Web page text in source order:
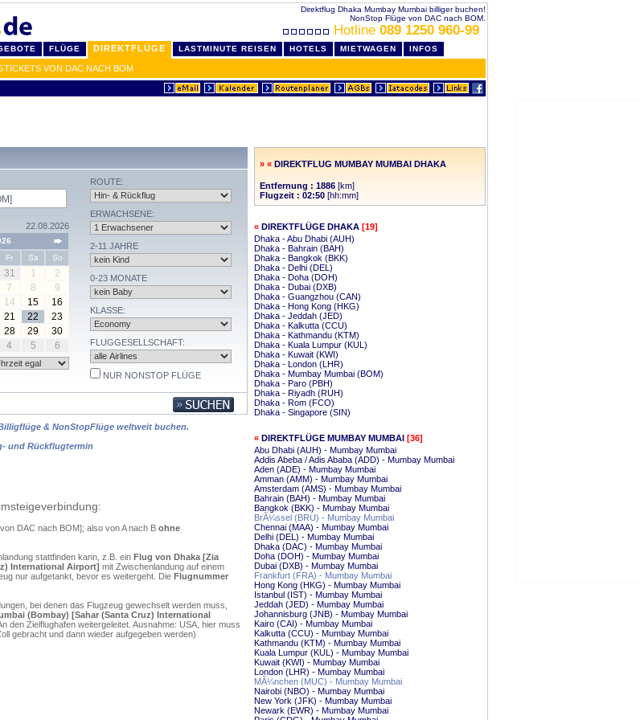
Direktflug Dhaka Mumbay Mumbai billiger buchen!
NonStop Flüge von DAC nach BOM.
Hotline 089 1250 960-99
FLÜGE DIREKTFLÜGE LASTMINUTE REISEN HOTELS MIETWAGEN INFOS
VON DAC NACH BOM
22.08.2026
Fr Sa So
31 1
2
7 8
9
14 15
16
21 22
23
28 29
30
4 5 6
ROUTE:
ERWACHSENE:
2-11 JAHRE
0-23 MONATE
KLASSE:
FLUGGESELLSCHAFT:
NUR NONSTOP FLÜGE
& NonStopFlüge weltweit buchen.
und Rückflugtermin
DAC nach BOM]; also von A nach B ohne
stattfinden kann, z.B. ein Flug von Dhaka [Zia
International Airport] mit Zwischenlandung auf einem
nur aufgetankt, bevor es weitergeht. Die Flugnummer
bei denen das Flugzeug gewechselt werden muss,
(Bombay) [Sahar (Santa Cruz) International
den Zielflughafen weitergeleitet. Ausnahme: USA, hier muss
gebracht und dann wieder aufgegeben werden)
» « DIREKTFLUG MUMBAY MUMBAI DHAKA
Entfernung : 1886 [km]
Flugzeit : 02:50 [hh:mm]
« DIREKTFLÜGE DHAKA [19]
Dhaka - Abu Dhabi (AUH)
Dhaka - Bahrain (BAH)
Dhaka - Bangkok (BKK)
Dhaka - Delhi (DEL)
Dhaka - Doha (DOH)
Dhaka - Dubai (DXB)
Dhaka - Guangzhou (CAN)
Dhaka - Hong Kong (HKG)
Dhaka - Jeddah (JED)
Dhaka - Kalkutta (CCU)
Dhaka - Kathmandu (KTM)
Dhaka - Kuala Lumpur (KUL)
Dhaka - Kuwait (KWI)
Dhaka - London (LHR)
Dhaka - Mumbay Mumbai (BOM)
Dhaka - Paro (PBH)
Dhaka - Riyadh (RUH)
Dhaka - Rom (FCO)
Dhaka - Singapore (SIN)
« DIREKTFLÜGE MUMBAY MUMBAI [36]
Abu Dhabi (AUH) - Mumbay Mumbai
Addis Abeba / Adis Ababa (ADD) - Mumbay Mumbai
Aden (ADE) - Mumbay Mumbai
Amman (AMM) - Mumbay Mumbai
Amsterdam (AMS) - Mumbay Mumbai
Bahrain (BAH) - Mumbay Mumbai
Bangkok (BKK) - Mumbay Mumbai
BrÃ¼ssel (BRU) - Mumbay Mumbai
Chennai (MAA) - Mumbay Mumbai
Delhi (DEL) - Mumbay Mumbai
Dhaka (DAC) - Mumbay Mumbai
Doha (DOH) - Mumbay Mumbai
Dubai (DXB) - Mumbay Mumbai
Frankfurt (FRA) - Mumbay Mumbai
Hong Kong (HKG) - Mumbay Mumbai
Istanbul (IST) - Mumbay Mumbai
Jeddah (JED) - Mumbay Mumbai
Johannisburg (JNB) - Mumbay Mumbai
Kairo (CAI) - Mumbay Mumbai
Kalkutta (CCU) - Mumbay Mumbai
Kathmandu (KTM) - Mumbay Mumbai
Kuala Lumpur (KUL) - Mumbay Mumbai
Kuwait (KWI) - Mumbay Mumbai
London (LHR) - Mumbay Mumbai
MÃ¼nchen (MUC) - Mumbay Mumbai
Nairobi (NBO) - Mumbay Mumbai
New York (JFK) - Mumbay Mumbai
Newark (EWR) - Mumbay Mumbai